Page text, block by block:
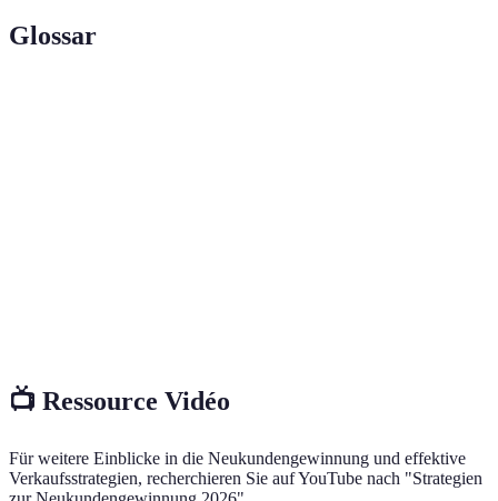
Glossar
📺 Ressource Vidéo
Für weitere Einblicke in die Neukundengewinnung und effektive
Verkaufsstrategien, recherchieren Sie auf YouTube nach "Strategien